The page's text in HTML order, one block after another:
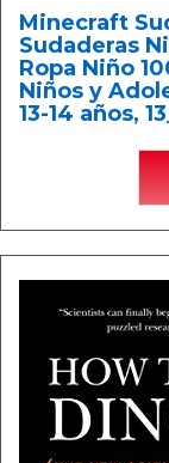
Minecraft
Sudaderas
Ropa Niño
Niños y
13-14 años,